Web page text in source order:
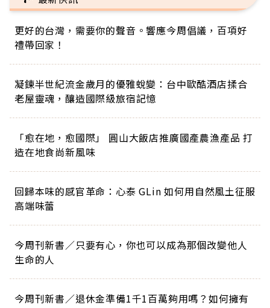
更好的台灣，需要你的聲音。響應今周倡議，百項好
禮帶回家！
凝鍊半世紀流金歲月的優雅蛻變：台中歐酷酒店揉合
老屋靈魂，釀造國際級旅宿記憶
「愈在地，愈國際」 圓山大飯店推廣國產農漁產品 打
造在地食尚新風味
回歸本味的感官革命：心泰 GLin 如何用自然風土征服
高端味蕾
今周刊新書／只要有心，你也可以成為那個改變他人
生命的人
今周刊新書／退休金準備1千1百萬夠用嗎？如何擁有